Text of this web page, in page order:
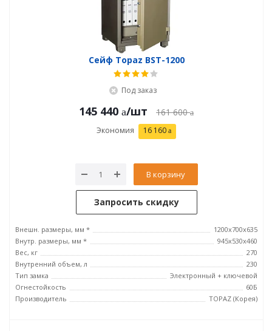
Сейф Topaz BST-1200
Под заказ
145 440 /шт 161 600
Экономия 16 160
В корзину
Запросить скидку
Внешн. размеры, мм *
1200x700x635
Внутр. размеры, мм *
945х530х460
Вес, кг
270
Внутренний объем, л
230
Тип замка
Электронный + ключевой
Огнестойкость
60Б
Производитель
TOPAZ (Корея)